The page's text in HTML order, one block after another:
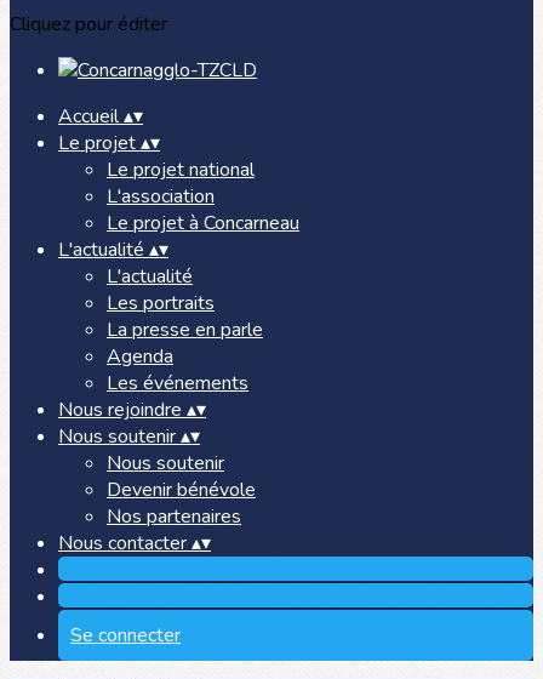
Cliquez pour éditer
Accueil▴▾
Le projet▴▾
Le projet national
L'association
Le projet à Concarneau
L'actualité ▴▾
L'actualité
Les portraits
La presse en parle
Agenda
Les événements
Nous rejoindre ▴▾
Nous soutenir▴▾
Nous soutenir
Devenir bénévole
Nos partenaires
Nous contacter▴▾
Se connecter